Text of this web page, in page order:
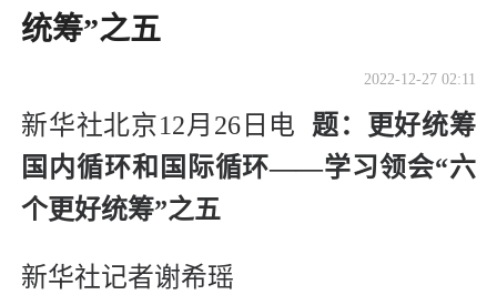
统筹”之五
2022-12-27 02:11
新华社北京12月26日电 题：更好统筹
国内循环和国际循环——学习领会“六
个更好统筹”之五
新华社记者谢希瑶